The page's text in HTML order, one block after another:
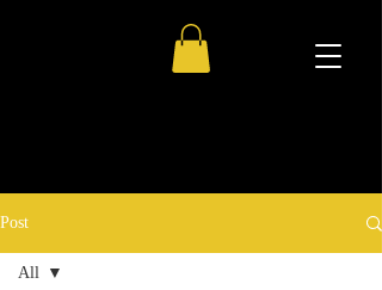
Post
All